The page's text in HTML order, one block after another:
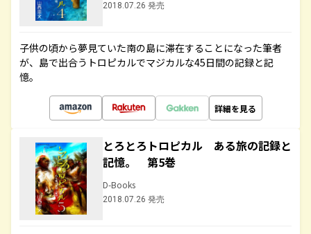
2018.07.26 発売
子供の頃から夢見ていた南の島に滞在することになった筆者
が、島で出合うトロピカルでマジカルな45日間の記録と記
憶。
詳細を見る
とろとろトロピカル ある旅の記録と
記憶。 第5巻
D-Books
2018.07.26 発売